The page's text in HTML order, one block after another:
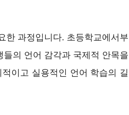
한 과정입니다. 초등학교에서부
의 언어 감각과 국제적 안목을
이고 실용적인 언어 학습의 길